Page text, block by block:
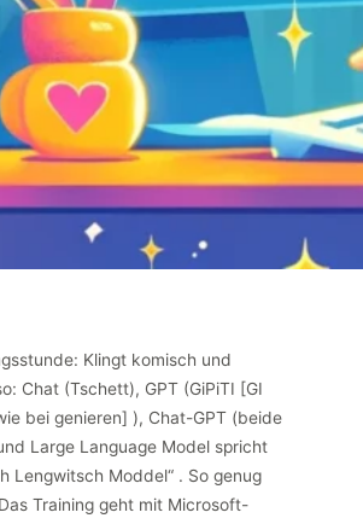
Klingt komisch und
Chat (Tschett), GPT (GiPiTI [GI
bei genieren] ), Chat-GPT (beide
Large Language Model spricht
Lengwitsch Moddel“ . So genug
Training geht mit Microsoft-